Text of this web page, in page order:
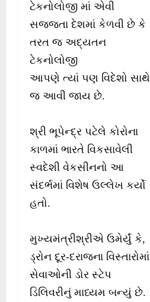
ટેકનોલોજી માં એવી
સજ્જતા દેશમાં કેળવી છે કે
તરત જ અદ્યતન
ટેકનોલોજી
આપણે ત્યાં પણ વિદેશો સાથે
જ આવી જાય છે.
શ્રી ભૂપેન્દ્ર પટેલે કોરોના
કાળમાં ભારતે વિકસાવેલી
સ્વદેશી વેકસીનનો આ
સંદર્ભમાં વિશેષ ઉલ્લેખ કર્યો
હતો.
મુખ્યમંત્રીશ્રીએ ઉમેર્યું કે,
ડ્રોન દૂર-દરાજના વિસ્તારોમાં
સેવાઓની ડોર સ્ટેપ
ડિલિવરીનું માધ્યમ બન્યું છે.